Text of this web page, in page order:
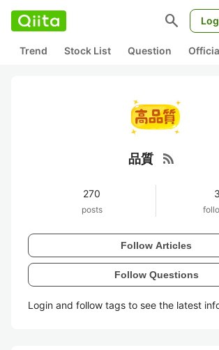
search
Trend Stock List Question
品質 rss_feed
270
posts
Follow Articles
Follow Questions
Login and follow tags to see the latest